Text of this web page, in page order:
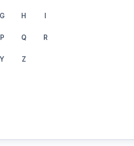
G H I
P Q R
Y Z